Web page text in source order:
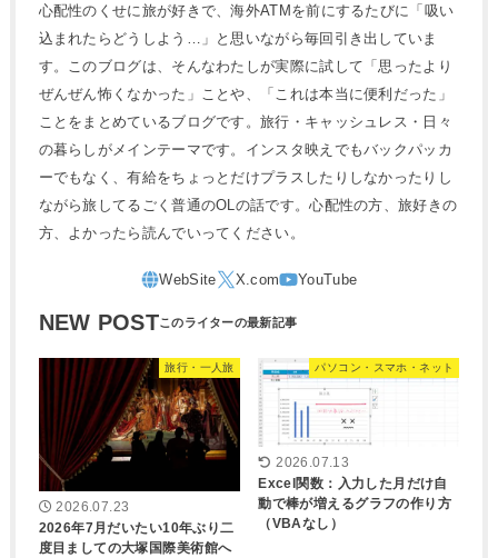
心配性のくせに旅が好きで、海外ATMを前にするたびに「吸い
込まれたらどうしよう…」と思いながら毎回引き出していま
す。このブログは、そんなわたしが実際に試して「思ったより
ぜんぜん怖くなかった」ことや、「これは本当に便利だった」
ことをまとめているブログです。旅行・キャッシュレス・日々
の暮らしがメインテーマです。インスタ映えでもバックパッカ
ーでもなく、有給をちょっとだけプラスしたりしなかったりし
ながら旅してるごく普通のOLの話です。心配性の方、旅好きの
方、よかったら読んでいってください。
NEW POST
旅行・一人旅
2026.07.23
2026年7月だいたい10年ぶり二
度目ましての大塚国際美術館へ
パソコン・スマホ・ネット
2026.07.13
Excel関数：入力した月だけ自
動で棒が増えるグラフの作り方
（VBAなし）